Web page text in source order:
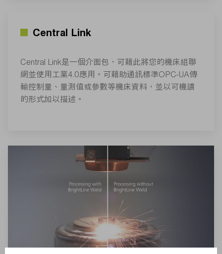
Central Link
Central Link是一個介面包，可藉此將您的機床組聯
網並使用工業4.0應用。可藉助通訊標準OPC-UA傳
輸控制量、量測值或參數等機床資料，並以可機讀
的形式加以描述。